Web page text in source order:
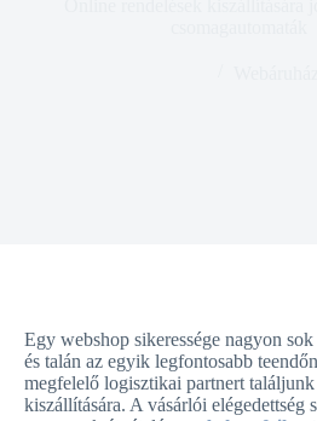
Egy webshop sikeressége nagyon
és talán az egyik legfontosabb
megfelelő logisztikai partnert
kiszállítására. A vásárlói elégedettség